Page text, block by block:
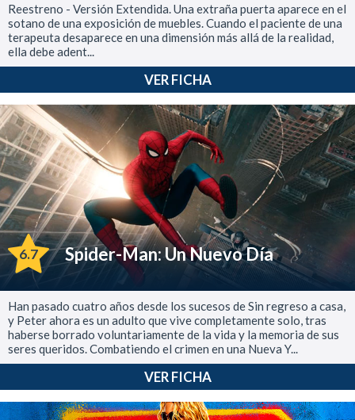
Reestreno - Versión Extendida. Una extraña puerta aparece en el
sotano de una exposición de muebles. Cuando el paciente de una
terapeuta desaparece en una dimensión más allá de la realidad,
ella debe adent...
VER FICHA
6.7 Spider-Man: Un Nuevo Día
Han pasado cuatro años desde los sucesos de Sin regreso a casa,
y Peter ahora es un adulto que vive completamente solo, tras
haberse borrado voluntariamente de la vida y la memoria de sus
seres queridos. Combatiendo el crimen en una Nueva Y...
VER FICHA